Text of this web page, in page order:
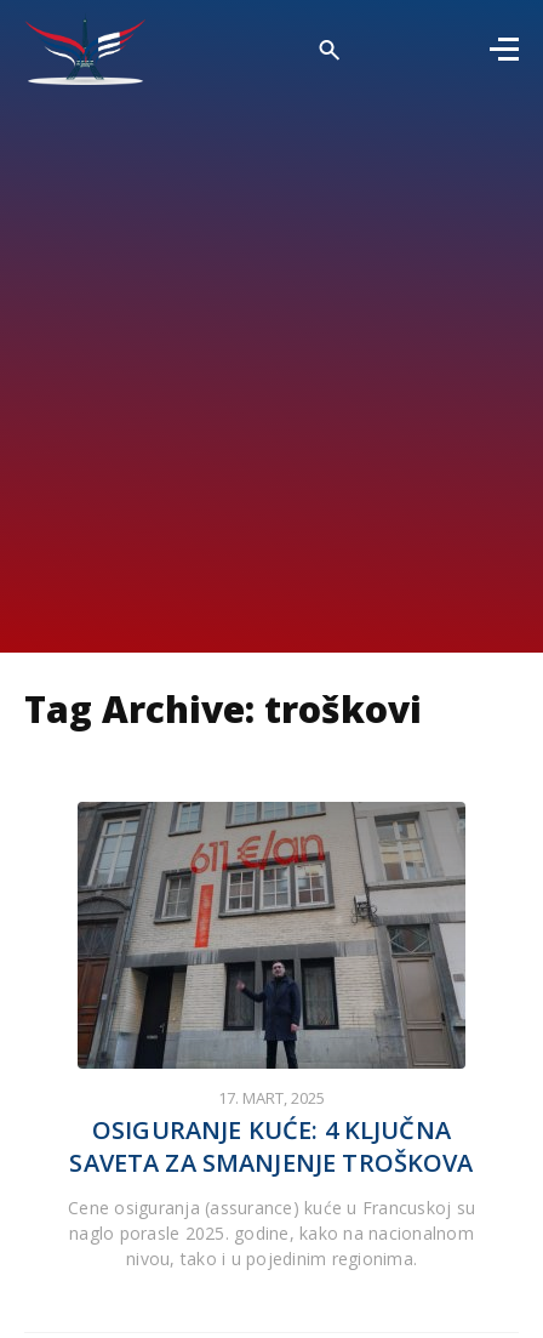
Tag Archive: troškovi
17. MART, 2025
OSIGURANJE KUĆE: 4 KLJUČNA
SAVETA ZA SMANJENJE TROŠKOVA
Cene osiguranja (assurance) kuće u Francuskoj su
naglo porasle 2025. godine, kako na nacionalnom
nivou, tako i u pojedinim regionima.